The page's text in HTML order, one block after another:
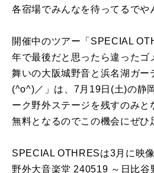
各宿場でみんなを待ってるでや
開催中のツアー「SPECIAL
年で最後だと思ったら違った
舞いの大阪城野音と浜名湖ガー
(^o^)／」は、7月19日(土)の静
ーク野外ステージを残すのみと
無料となるのでこの機会にぜひ
SPECIAL OTHRESは3月に映
野外大音楽堂 240519 ～日比谷